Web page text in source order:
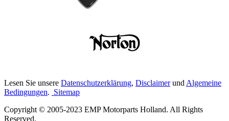
Lesen Sie unsere Datenschutzerklärung, Disclaimerund Algemeine
Bedingungen. Sitemap
Copyright © 2005-2023 EMP Motorparts Holland. All Rights
Reserved.